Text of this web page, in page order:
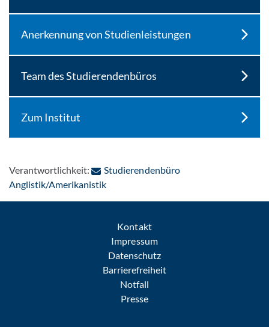
Anerkennung von Studienleistungen
Team des Studierendenbüros
Zum Institut
Verantwortlichkeit:
Studierendenbüro
Anglistik/Amerikanistik: Per E-Mail kontaktieren
Kontakt
Impressum
Datenschutz
Barrierefreiheit
Notfall
Presse